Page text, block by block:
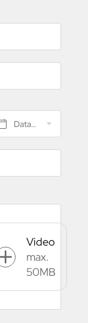
Data di nascita*
Video
max.
50MB